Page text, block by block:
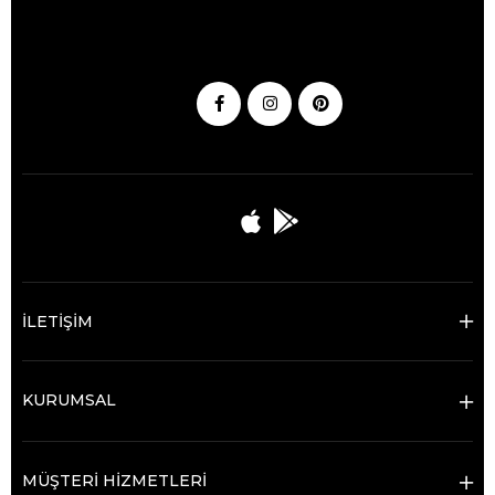
İLETİŞİM
KURUMSAL
MÜŞTERİ HİZMETLERİ